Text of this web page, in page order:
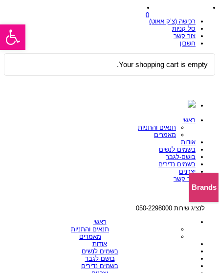
רכישה (צ’ק אאוט)
סל קניות
צור קשר
חשבון
0
Your shopping cart is empty.
ראשי
תנאים והתניות
מאמרים
אודות
בשמים לנשים
בושם-לגבר
בשמים נדירים
יצרנים
צור קשר
לנציג שירות 050-2298000
ראשי
תנאים והתניות
מאמרים
אודות
בשמים לנשים
בושם-לגבר
בשמים נדירים
Brands
פתח